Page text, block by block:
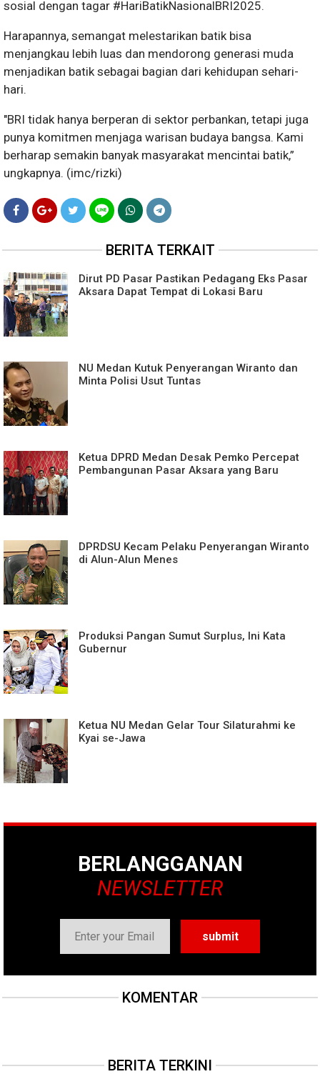
sosial dengan tagar #HariBatikNasionalBRI2025.
Harapannya, semangat melestarikan batik bisa
menjangkau lebih luas dan mendorong generasi muda
menjadikan batik sebagai bagian dari kehidupan sehari-
hari.
"BRI tidak hanya berperan di sektor perbankan, tetapi juga
punya komitmen menjaga warisan budaya bangsa. Kami
berharap semakin banyak masyarakat mencintai batik,”
ungkapnya. (imc/rizki)
BERITA TERKAIT
Dirut PD Pasar Pastikan Pedagang Eks Pasar
Aksara Dapat Tempat di Lokasi Baru
NU Medan Kutuk Penyerangan Wiranto dan
Minta Polisi Usut Tuntas
Ketua DPRD Medan Desak Pemko Percepat
Pembangunan Pasar Aksara yang Baru
DPRDSU Kecam Pelaku Penyerangan Wiranto
di Alun-Alun Menes
Produksi Pangan Sumut Surplus, Ini Kata
Gubernur
Ketua NU Medan Gelar Tour Silaturahmi ke
Kyai se-Jawa
BERLANGGANAN
NEWSLETTER
KOMENTAR
BERITA TERKINI